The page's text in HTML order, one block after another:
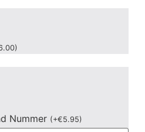
)
Nummer (+€5.95)